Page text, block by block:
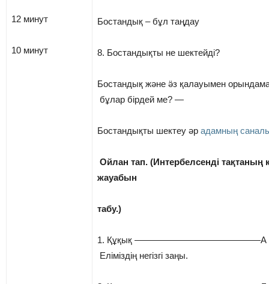
12 минут
10 минут
Бостандық – бұл таңдау
8. Бостандықты не шектейді?
Бостандық және ӛз қалауымен
бұлар бірдей ме? —
Бостандықты шектеу әр адамның
Ойлан тап. (Интербелсенді тақтаның
жауабын
табу.)
1. Құқық ——————————————А
Еліміздің негізгі заңы.